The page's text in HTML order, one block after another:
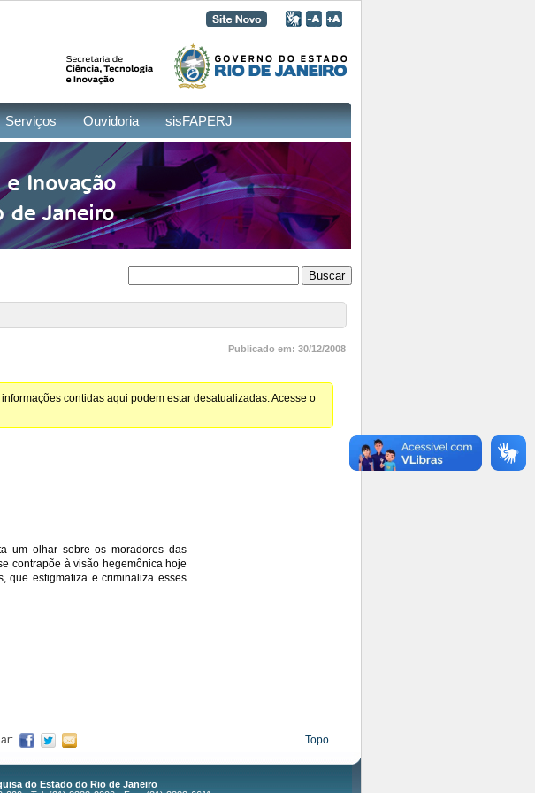
Serviços Ouvidoria sisFAPERJ
Publicado em: 30/12/2008
contidas aqui podem estar desatualizadas. Acesse o
um olhar sobre os moradores das
contrapõe à visão hegemônica hoje
que estigmatiza e criminaliza esses
Topo
do Estado do Rio de Janeiro